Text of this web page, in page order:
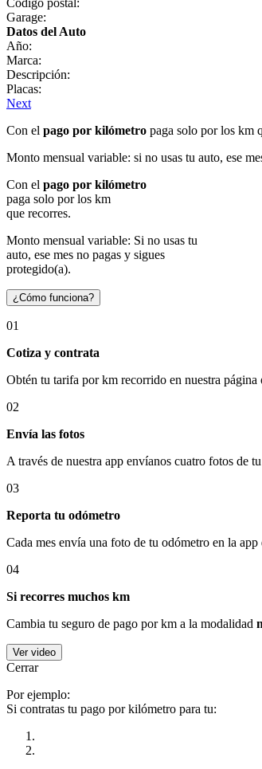
Garage:
Datos del Auto
Año:
Marca:
Descripción:
Placas:
Next
Con el pago por kilómetro paga solo por los km
Monto mensual variable: si no usas tu auto, ese
Con el pago por kilómetro
paga solo por los km
que recorres.
Monto mensual variable: Si no usas tu
auto, ese mes no pagas y sigues
protegido(a).
¿Cómo funciona?
01
Cotiza y contrata
Obtén tu tarifa por km recorrido en nuestra página
02
Envía las fotos
A través de nuestra app envíanos cuatro fotos de
03
Reporta tu odómetro
Cada mes envía una foto de tu odómetro en la app
04
Si recorres muchos km
Cambia tu seguro de pago por km a la modalidad
Ver video
Cerrar
Por ejemplo:
Si contratas tu pago por kilómetro para tu: